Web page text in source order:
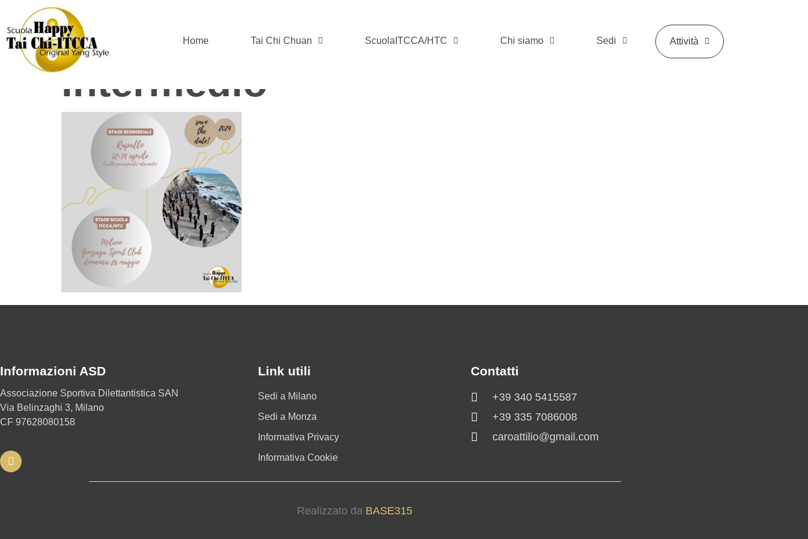
Home Tai Chi Chuan ScuolaITCCA/HTC Chi siamo Sedi Attività
Save The Date Principianti-
Intermedio
Informazioni ASD
Associazione Sportiva Dilettantistica SAN
Via Belinzaghi 3, Milano
CF 97628080158
Link utili
Sedi a Milano
Sedi a Monza
Informativa Privacy
Informativa Cookie
Contatti
+39 340 5415587
+39 335 7086008
caroattilio@gmail.com
Realizzato da BASE315